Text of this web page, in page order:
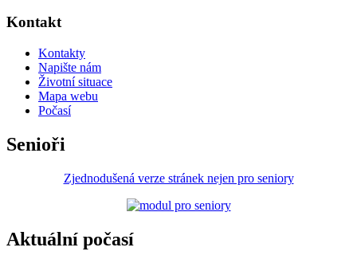
Kontakt
Kontakty
Napište nám
Životní situace
Mapa webu
Počasí
Senioři
Zjednodušená verze stránek nejen pro seniory
Aktuální počasí